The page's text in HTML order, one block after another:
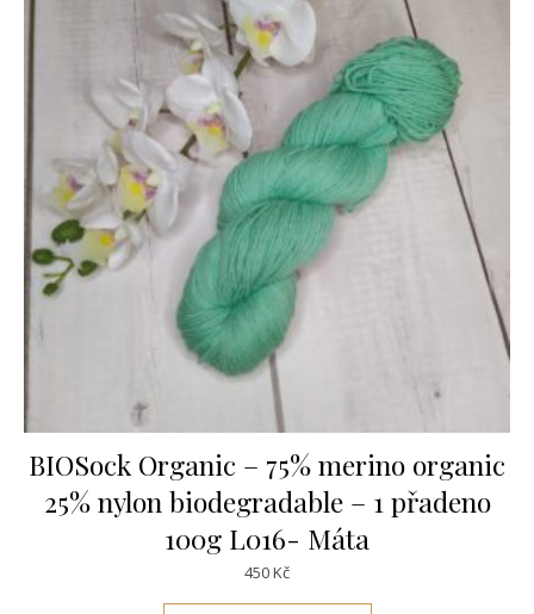
BIOSock Organic – 75% merino organic
25% nylon biodegradable – 1 přadeno
100g L016- Máta
450Kč